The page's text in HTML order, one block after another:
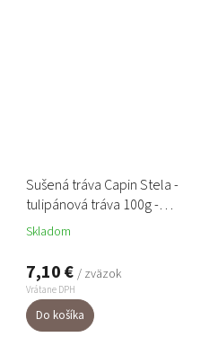
Sušená tráva Capin Stela -
tulipánová tráva 100g -
ružová
Skladom
7,10 € / zväzok
Vrátane DPH
Do košíka